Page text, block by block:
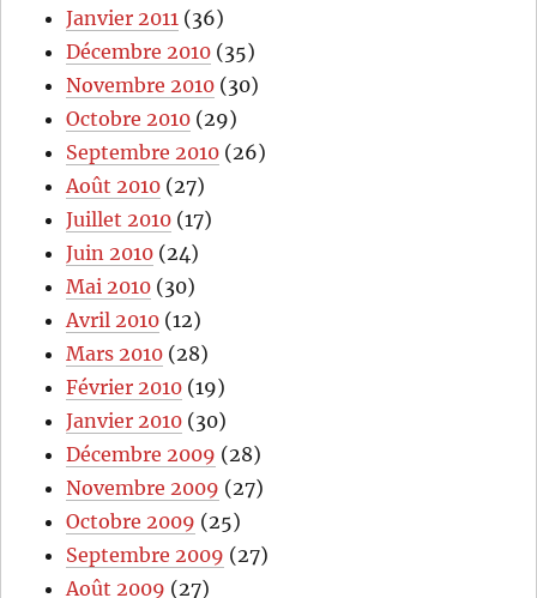
Janvier 2011 (36)
Décembre 2010 (35)
Novembre 2010 (30)
Octobre 2010 (29)
Septembre 2010 (26)
Août 2010 (27)
Juillet 2010 (17)
Juin 2010 (24)
Mai 2010 (30)
Avril 2010 (12)
Mars 2010 (28)
Février 2010 (19)
Janvier 2010 (30)
Décembre 2009 (28)
Novembre 2009 (27)
Octobre 2009 (25)
Septembre 2009 (27)
Août 2009 (27)